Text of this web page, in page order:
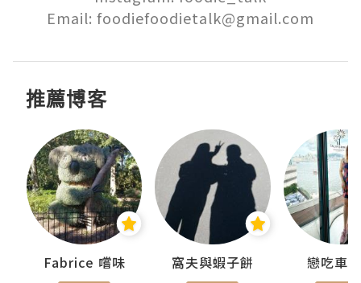
Email: foodiefoodietalk@gmail.com
推薦博客
Fabrice 嚐味 窩夫與蝦子餅 戀吃車